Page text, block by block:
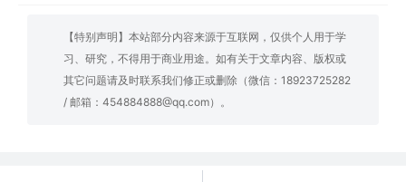
【特别声明】本站部分内容来源于互联网，仅供个人用于学
习、研究，不得用于商业用途。如有关于文章内容、版权或
其它问题请及时联系我们修正或删除（微信：18923725282
/ 邮箱：454884888@qq.com）。